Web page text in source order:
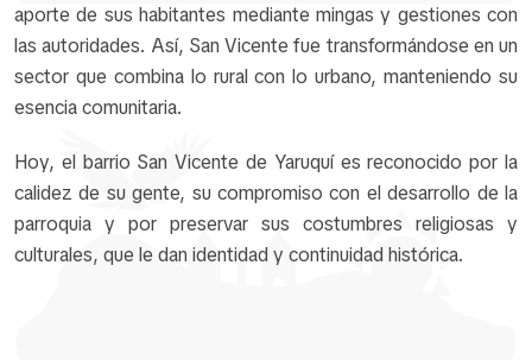
aporte de sus habitantes mediante mingas y gestiones con
las autoridades. Así, San Vicente fue transformándose en un
sector que combina lo rural con lo urbano, manteniendo su
esencia comunitaria.
Hoy, el barrio San Vicente de Yaruquí es reconocido por la
calidez de su gente, su compromiso con el desarrollo de la
parroquia y por preservar sus costumbres religiosas y
culturales, que le dan identidad y continuidad histórica.